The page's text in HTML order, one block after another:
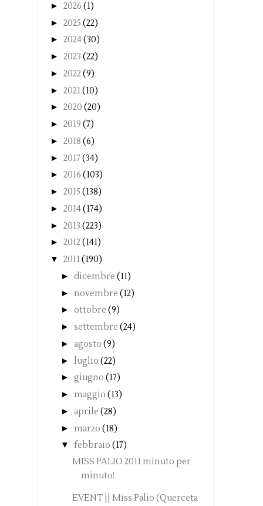
► 2026 (1)
► 2025 (22)
► 2024(30)
► 2023 (22)
► 2022(9)
► 2021(10)
► 2020 (20)
► 2019 (7)
► 2018 (6)
► 2017 (34)
► 2016 (103)
► 2015 (138)
► 2014(174)
► 2013 (223)
► 2012(141)
▼ 2011(190)
► dicembre (11)
► novembre (12)
► ottobre (9)
► settembre (24)
► agosto (9)
► luglio (22)
► giugno (17)
► maggio (13)
► aprile (28)
► marzo (18)
▼ febbraio (17)
MISS PALIO 2011 minuto per
minuto!
EVENT || Miss Palio (Querceta